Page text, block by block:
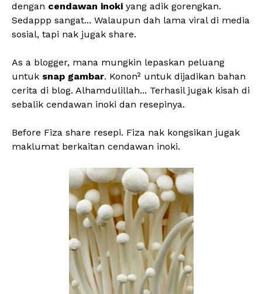
dengan cendawan inoki yang adik gorengkan.
Sedappp sangat... Walaupun dah lama viral di media
sosial, tapi nak jugak share.
As a blogger, mana mungkin lepaskan peluang
untuk snap gambar. Konon² untuk dijadikan bahan
cerita di blog. Alhamdulillah... Terhasil jugak kisah di
sebalik cendawan inoki dan resepinya.
Before Fiza share resepi. Fiza nak kongsikan jugak
maklumat berkaitan cendawan inoki.